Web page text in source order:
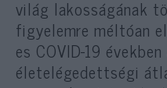
világ lakosságának
figyelemre méltóan
es COVID-19
életelégedettségi